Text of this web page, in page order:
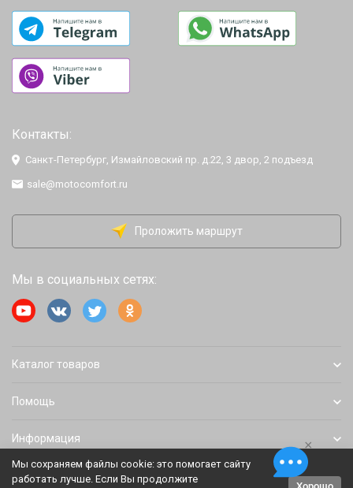
Контакты:
Санкт-Петербург, Измайловский пр. д.22, 3 двор, 2 подъезд
sale@motocomfort.ru
Проложить маршрут
Мы в социальных сетях:
Каталог товаров
Помощь
Информация
Мы сохраняем файлы cookie: это помогает сайту
работать лучше. Если Вы продолжите
×